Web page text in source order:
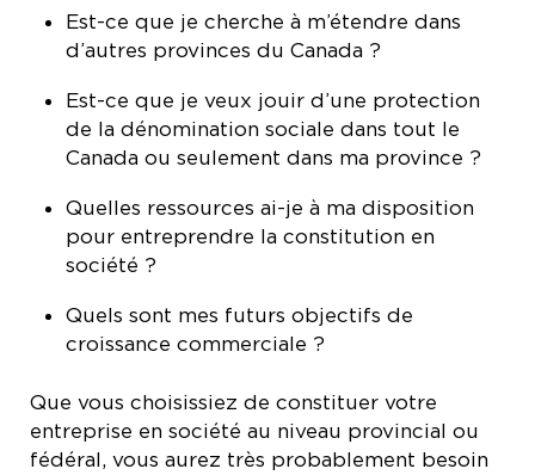
Est-ce que je cherche à m’étendre dans
d’autres provinces du Canada ?
Est-ce que je veux jouir d’une protection
de la dénomination sociale dans tout le
Canada ou seulement dans ma province ?
Quelles ressources ai-je à ma disposition
pour entreprendre la constitution en
société ?
Quels sont mes futurs objectifs de
croissance commerciale ?
Que vous choisissiez de constituer votre
entreprise en société au niveau provincial ou
fédéral, vous aurez très probablement besoin